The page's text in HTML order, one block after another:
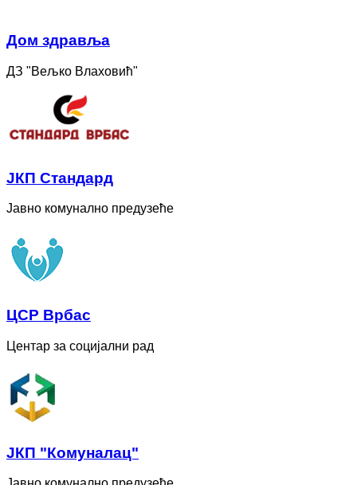
Дом здравља
ДЗ "Вељко Влаховић"
ЈКП Стандард
Јавно комунално предузеће
ЦСР Врбас
Центар за социјални рад
ЈКП "Комуналац"